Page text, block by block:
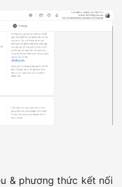
& phương thức kết nối